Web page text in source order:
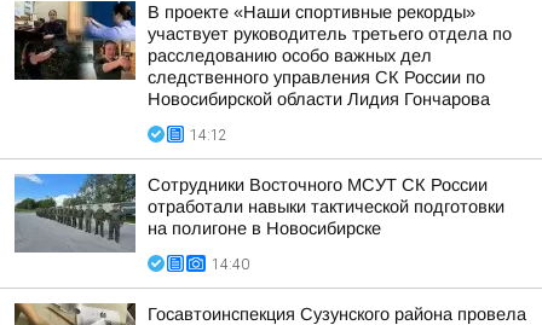
В проекте «Наши спортивные рекорды»
участвует руководитель третьего отдела по
расследованию особо важных дел
следственного управления СК России по
Новосибирской области Лидия Гончарова
14:12
Сотрудники Восточного МСУТ СК России
отработали навыки тактической подготовки
на полигоне в Новосибирске
14:40
Госавтоинспекция Сузунского района провела